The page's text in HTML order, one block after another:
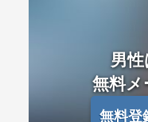
男
無料
無料登